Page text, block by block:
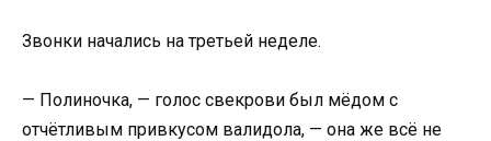
Звонки начались на третьей неделе.
— Полиночка, — голос свекрови был мёдом с
отчётливым привкусом валидола, — она же всё не